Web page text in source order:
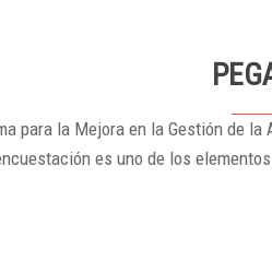
para la Mejora en la Gestión de
es uno de los